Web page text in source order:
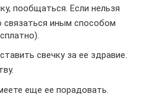
пообщаться. Если нельзя
связаться иным способом
свечку за ее здравие.
еще ее порадовать.